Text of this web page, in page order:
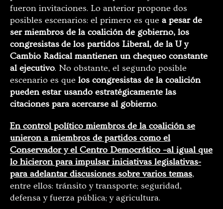
fueron invitaciones. Lo anterior propone dos
posibles escenarios: el primero es que a pesar de
ser miembros de la coalición de gobierno, los
congresistas de los partidos Liberal, de la U y
Cambio Radical mantienen un chequeo constante
al ejecutivo. No obstante, el segundo posible
escenario es que los congresistas de la coalición
pueden estar usando estratégicamente las
citaciones para acercarse al gobierno.
En control político miembros de la coalición se
unieron a miembros de partidos como el
Conservador y el Centro Democrático –al igual que
lo hicieron para impulsar iniciativas legislativas-
para adelantar discusiones sobre varios temas,
entre ellos: tránsito y transporte; seguridad,
defensa y fuerza pública; y agricultura.